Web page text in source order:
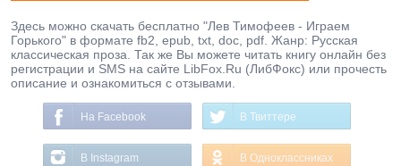
Здесь можно скачать бесплатно "Лев Тимофеев - Играем
Горького" в формате fb2, epub, txt, doc, pdf. Жанр: Русская
классическая проза. Так же Вы можете читать книгу онлайн без
регистрации и SMS на сайте LibFox.Ru (ЛибФокс) или прочесть
описание и ознакомиться с отзывами.
На Facebook В Твиттере
В Instagram В Одноклассниках